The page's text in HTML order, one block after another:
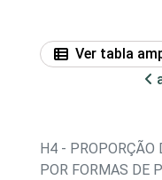
Ver tabla
H4 - PROPORÇÃO
POR FORMAS DE